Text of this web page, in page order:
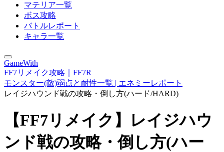
マテリア一覧
ボス攻略
バトルレポート
キャラ一覧
GameWith
FF7リメイク攻略｜FF7R
モンスター(敵)弱点と耐性一覧 | エネミーレポート
レイジハウンド戦の攻略・倒し方(ハード/HARD)
【FF7リメイク】レイジハウ
ンド戦の攻略・倒し方(ハー